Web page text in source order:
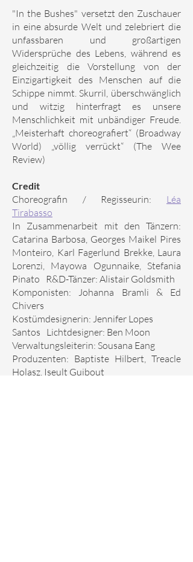
"In the Bushes" versetzt den Zuschauer
in eine absurde Welt und zelebriert die
unfassbaren und großartigen
Widersprüche des Lebens, während es
gleichzeitig die Vorstellung von der
Einzigartigkeit des Menschen auf die
Schippe nimmt. Skurril, überschwänglich
und witzig hinterfragt es unsere
Menschlichkeit mit unbändiger Freude.
„Meisterhaft choreografiert“ (Broadway
World) „völlig verrückt“ (The Wee
Review)
Credit
Choreografin / Regisseurin: Léa
Tirabasso
In Zusammenarbeit mit den Tänzern:
Catarina Barbosa, Georges Maikel Pires
Monteiro, Karl Fagerlund Brekke, Laura
Lorenzi, Mayowa Ogunnaike, Stefania
Pinato R&D-Tänzer: Alistair Goldsmith
Komponisten: Johanna Bramli & Ed
Chivers
Kostümdesignerin: Jennifer Lopes
Santos Lichtdesigner: Ben Moon
Verwaltungsleiterin: Sousana Eang
Produzenten: Baptiste Hilbert, Treacle
Holasz, Iseult Guibout